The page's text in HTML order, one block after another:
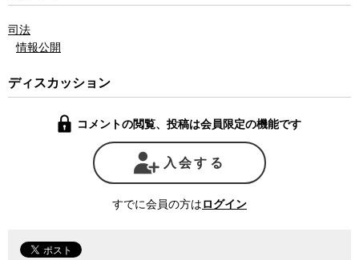
具体的には、同NPOが1960年の日米地位協定発効後の日米合同委
会の議事録の一部の公開請求を行ったところ、いずれも「日米双方
の合意がない限り公表しない」ことが合意されているため、公開が
「双方の合意がなければ公開しない」ことを合意した部分の議事録
提訴後に記者会見した同NPOの三木由紀子理事長は、「もとも
と、1960年の合意部分だけなら、中身もはっきりしているし、安全
保障上の支障もないので公開されるだろうと考えて請求したら、全
部非公開という扱いになった。そもそも非公開の考え方自体が範囲
が広いだけではなくて過剰に安全保障上の支障を主張している可能
司法
情報公開
ディスカッション
コメントの閲覧、投稿は会員限定の機能です
入会する
すでに会員の方は ログイン